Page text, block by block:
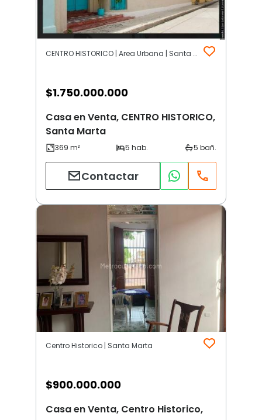
CENTRO HISTORICO | Area Urbana | Santa Marta
$1.750.000.000
Casa en Venta, CENTRO HISTORICO,
Santa Marta
Contactar
Centro Historico | Santa Marta
$900.000.000
Casa en Venta, Centro Historico,